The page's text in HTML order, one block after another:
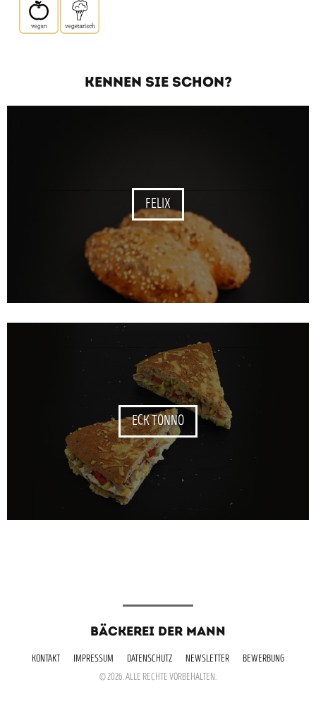
KENNEN SIE SCHON?
FELIX
ECK TONNO
BÄCKEREI DER MANN
KONTAKT IMPRESSUM DATENSCHUTZ NEWSLETTER
BEWERBUNG
© 2026. ALLE RECHTE VORBEHALTEN.